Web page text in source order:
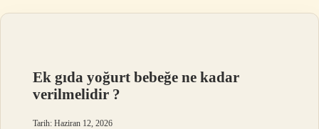
Ek gıda yoğurt bebeğe ne kadar
verilmelidir ?
Tarih: Haziran 12, 2026